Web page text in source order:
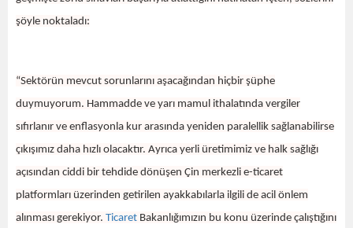
şöyle noktaladı:
“Sektörün mevcut sorunlarını aşacağından hiçbir şüphe
duymuyorum. Hammadde ve yarı mamul ithalatında vergiler
sıfırlanır ve enflasyonla kur arasında yeniden paralellik sağlanabilirse
çıkışımız daha hızlı olacaktır. Ayrıca yerli üretimimiz ve halk sağlığı
açısından ciddi bir tehdide dönüşen Çin merkezli e-ticaret
platformları üzerinden getirilen ayakkabılarla ilgili de acil önlem
alınması gerekiyor. Ticaret Bakanlığımızın bu konu üzerinde çalıştığını